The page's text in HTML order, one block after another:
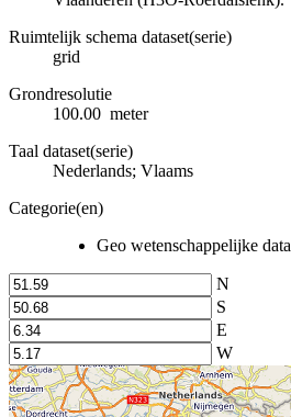
Ruimtelijk schema dataset(serie)
grid
Grondresolutie
100.00 meter
Taal dataset(serie)
Nederlands; Vlaams
Categorie(en)
Geo wetenschappelijke data
N
S
E
W